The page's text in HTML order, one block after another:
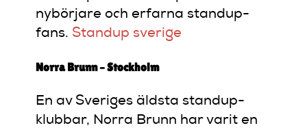
nybörjare och erfarna standup-
fans. Standup sverige
Norra Brunn – Stockholm
En av Sveriges äldsta standup-
klubbar, Norra Brunn har varit en